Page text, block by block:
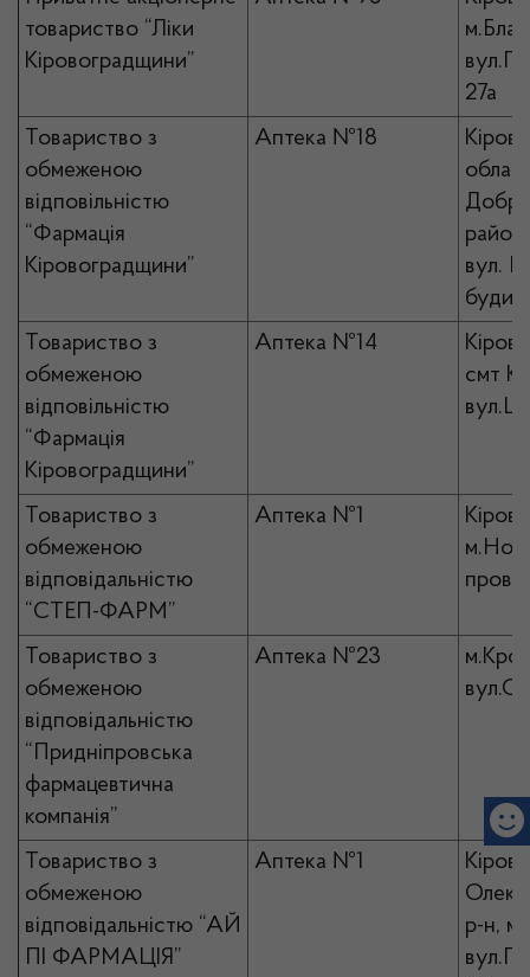
товариство “Ліки
Кіровоградщини”
27а
Товариство з
обмеженою
відповільністю
“Фармація
Кіровоградщини”
Аптека №18
район
вул.
Товариство з
обмеженою
відповільністю
“Фармація
Кіровоградщини”
Аптека №14
смт
Товариство з
обмеженою
відповідальністю
“СТЕП-ФАРМ”
Аптека №1
Товариство з
обмеженою
відповідальністю
“Придніпровська
фармацевтична
компанія”
Аптека №23
Товариство з
обмеженою
відповідальністю “АЙ
ПІ ФАРМАЦІЯ”
Аптека №1
р-н,